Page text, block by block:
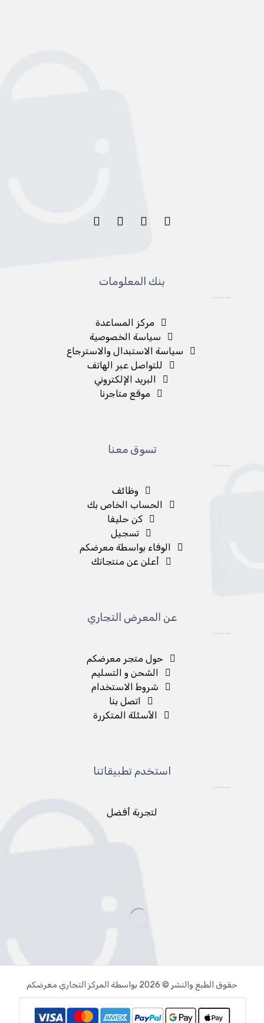
بنك المعلومات
مركز المساعدة
سياسة الخصوصية
سياسة الاستبدال والاسترجاع
للتواصل عبر الهاتف
البريد الإلكتروني
موقع متاجرنا
تسوق معنا
وظائف
الحساب الخاص بك
كن حليفا
تسجيل
الوفاء بواسطة معرضكم
أعلن عن منتجاتك
عن المعرض التجاري
حول متجر معرضكم
الشحن و التسليم
شروط الاستخدام
اتصل بنا
الأسئلة المتكررة
استخدم تطبيقاتنا
لتجربة أفضل
حقوق الطبع والنشر © 2026 بواسطة المركز التجاري معرضكم